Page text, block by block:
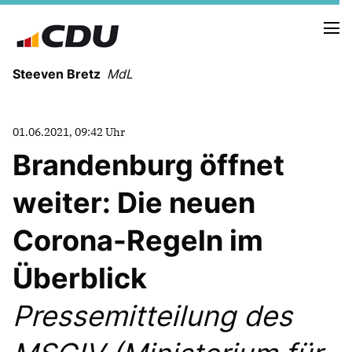
Steeven Bretz MdL
VITA
WAHLKREISBESUCHE
PRESSEFOTOS
MEIN BÜRGERBÜRO
MEIN WAHLKREIS
ZIELE
Redebeiträge
01.06.2021, 09:42 Uhr
Brandenburg öffnet
weiter: Die neuen
Corona-Regeln im
Überblick
Pressemitteilung des